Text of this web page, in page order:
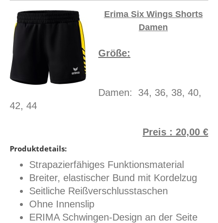
Erima Six Wings Shorts
Damen
Größe:
Damen: 34, 36, 38, 40,
42, 44
Preis : 20,00 €
Produktdetails:
Strapazierfähiges Funktionsmaterial
Breiter, elastischer Bund mit Kordelzug
Seitliche Reißverschlusstaschen
Ohne Innenslip
ERIMA Schwingen-Design an der Seite